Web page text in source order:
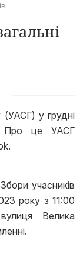
(УАСГ) у грудні
Про це УАСГ
учасників
року з 11:00
Велика